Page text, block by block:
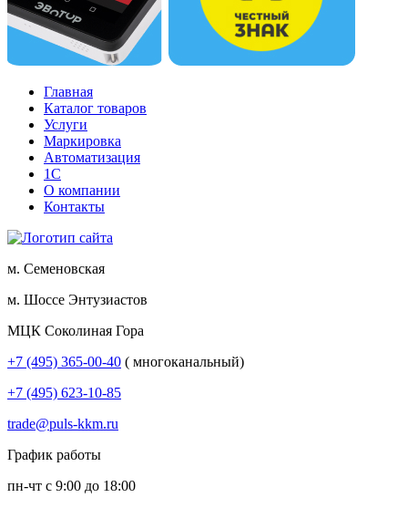
Главная
Каталог товаров
Услуги
Маркировка
Автоматизация
1С
О компании
Контакты
м. Семеновская
м. Шоссе Энтузиастов
МЦК Соколиная Гора
+7 (495) 365-00-40 ( многоканальный)
+7 (495) 623-10-85
trade@puls-kkm.ru
График работы
пн-чт с 9:00 до 18:00